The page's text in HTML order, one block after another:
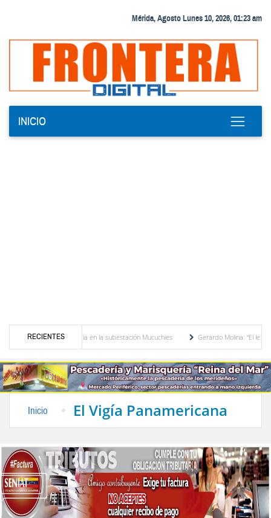
Mérida, Agosto Lunes 10, 2026, 01:23 am
INICIO
RECIENTES
de potencia en la subestación Mucuchies
Gerardo Molina: “El legado
Inicio El Vigía Panamericana